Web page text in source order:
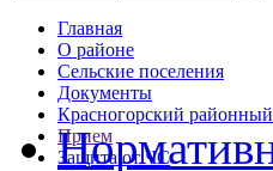
Главная
О районе
Сельские поселения
Документы
Красногорский
Прием
Защита от ЧС